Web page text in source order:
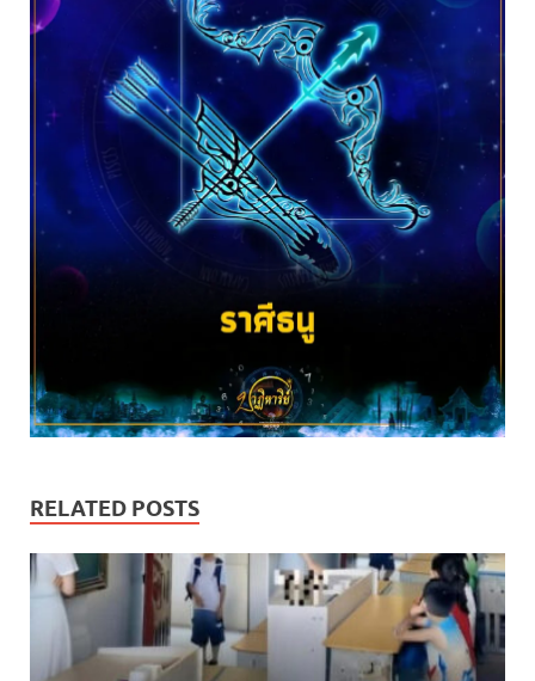
RELATED POSTS